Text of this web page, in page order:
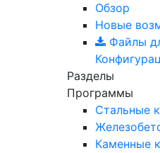
Обзор
Новые
Файлы
Разделы
Программы
Стальные
Каменные